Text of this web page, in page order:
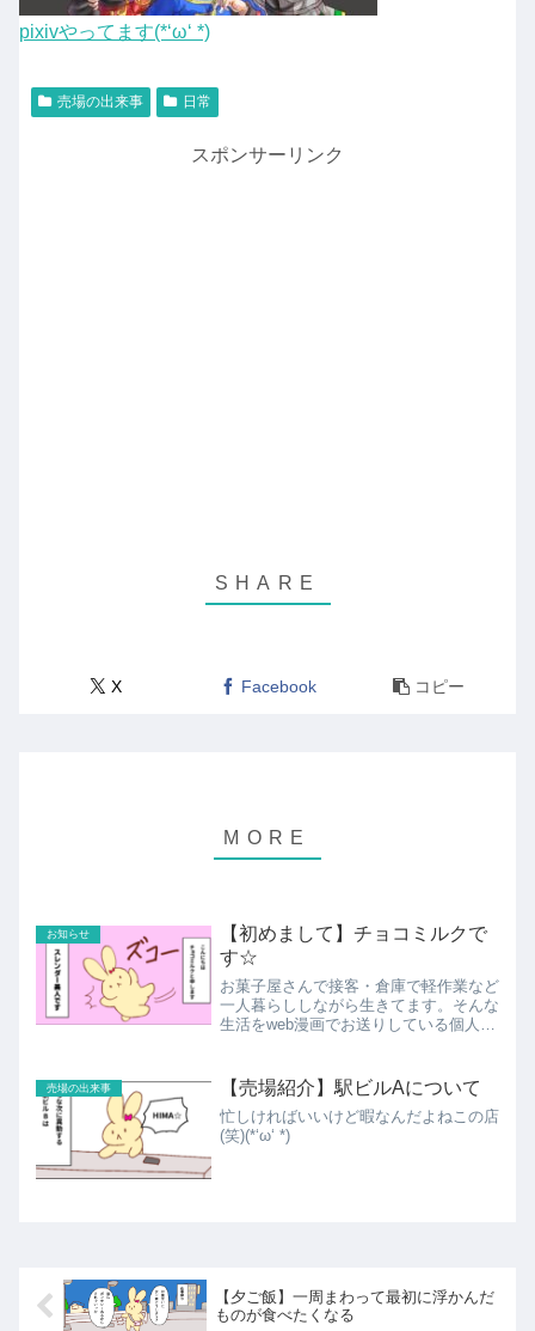
pixivやってます(*‘ω‘ *)
売場の出来事 日常
スポンサーリンク
X Facebook コピー
お知らせ
【初めまして】チョコミルクで
す☆
お菓子屋さんで接客・倉庫で軽作業など
一人暮らししながら生きてます。そんな
生活をweb漫画でお送りしている個人サ
す。
売場の出来事 【売場紹介】駅ビルAについて
忙しければいいけど暇なんだよねこの店
(笑)(*‘ω‘ *)
【夕ご飯】一周まわって最初に浮かんだ
ものが食べたくなる